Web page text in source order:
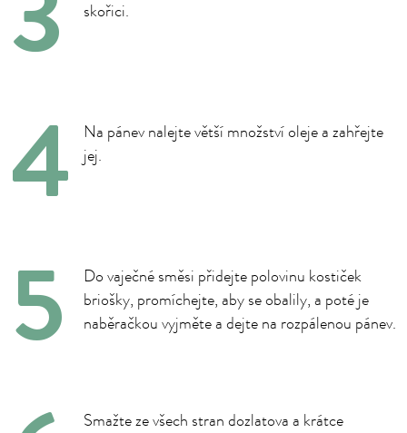
skořici.
Na pánev nalejte větší množství oleje a zahřejte
jej.
Do vaječné směsi přidejte polovinu kostiček
briošky, promíchejte, aby se obalily, a poté je
naběračkou vyjměte a dejte na rozpálenou pánev.
Smažte ze všech stran dozlatova a krátce